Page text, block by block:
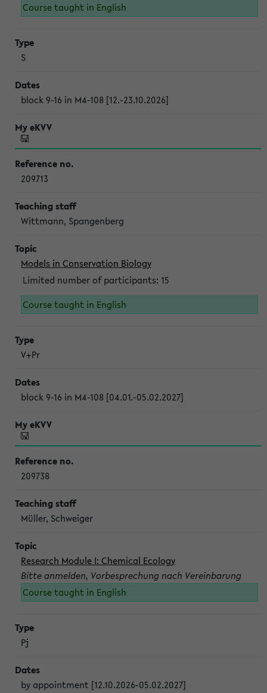
Course taught in English
S
block 9-16 in M4-108 [12.-23.10.2026]
209713
Wittmann, Spangenberg
Models in Conservation Biology
Limited number of participants: 15
Course taught in English
V+Pr
block 9-16 in M4-108 [04.01.-05.02.2027]
209738
Müller, Schweiger
Research Module I: Chemical Ecology
Bitte anmelden, Vorbesprechung nach Vereinbarung
Course taught in English
Pj
by appointment [12.10.2026-05.02.2027]